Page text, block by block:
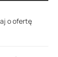
o ofertę